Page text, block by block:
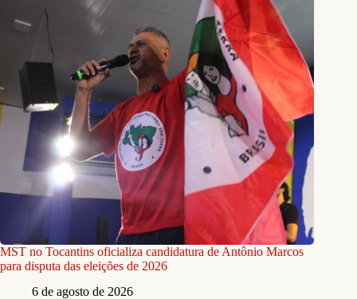
MST no Tocantins oficializa candidatura de Antônio Marcos
para disputa das eleições de 2026
6 de agosto de 2026